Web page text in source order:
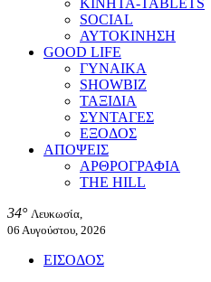
ΚΙΝΗΤΑ-TABLETS
SOCIAL
ΑΥΤΟΚΙΝΗΣΗ
GOOD LIFE
ΓΥΝΑΙΚΑ
SHOWBIZ
ΤΑΞΙΔΙΑ
ΣΥΝΤΑΓΕΣ
ΕΞΟΔΟΣ
ΑΠΟΨΕΙΣ
ΑΡΘΡΟΓΡΑΦΙΑ
THE HILL
34° Λευκωσία,
06 Αυγούστου, 2026
ΕΙΣΟΔΟΣ